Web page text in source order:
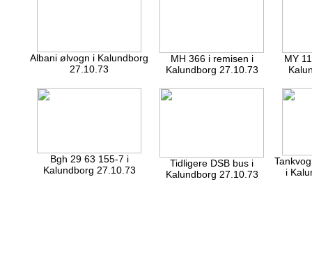
Albani ølvogn i Kalundborg
27.10.73
MH 366 i remisen i
Kalundborg 27.10.73
MY
Bgh 29 63 155-7 i
Kalundborg 27.10.73
Tidligere DSB bus i
Kalundborg 27.10.73
i